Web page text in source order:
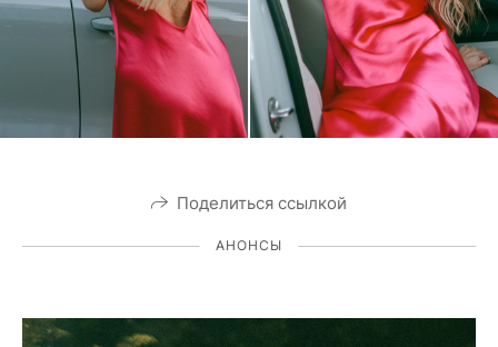
Поделиться ссылкой
АНОНСЫ